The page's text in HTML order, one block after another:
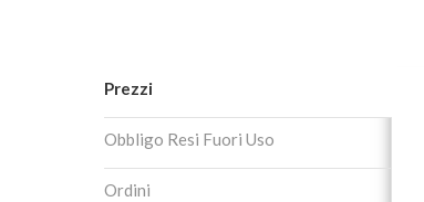
Prezzi
Obbligo Resi Fuori Uso
Ordini